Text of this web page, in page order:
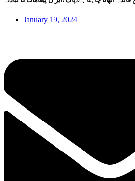
January 19, 2024